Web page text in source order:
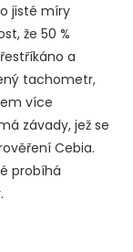
jisté míry
že 50 %
a
tachometr,
více
závady, jež se
Cebia.
probíhá